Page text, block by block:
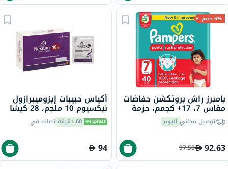
5% خصم
بامبرز راش بروتكشن حفاضات
مقاس 7، 17+ كجمم، حزمة
من 40توصيل مجاني اليوم
92.63
97.50
أكياس حبيبات إيزوميبرازول
نيكسيوم 10 ملجم، 28 كيسًا
60 دقيقة تصلك في
94